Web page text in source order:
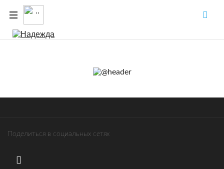
Поделиться в социальных сетях